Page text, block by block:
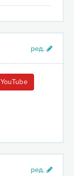
YouTube